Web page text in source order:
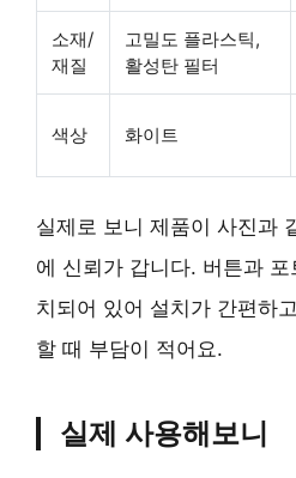
소재/
재질
고밀도 플라스틱,
활성탄 필터
색상 화이트
실제로 보니 제품이 사진과
에 신뢰가 갑니다. 버튼과
치되어 있어 설치가 간편하
할 때 부담이 적어요.
실제 사용해보니